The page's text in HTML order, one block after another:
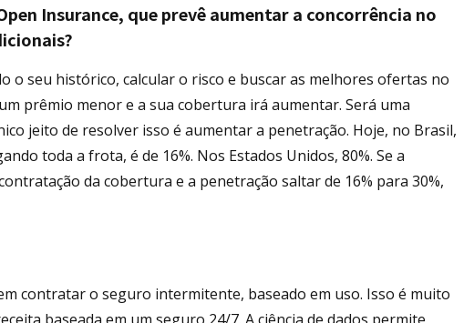
Insurance, que prevê aumentar a concorrência no
o seu histórico, calcular o risco e buscar as melhores ofertas no
prêmio menor e a sua cobertura irá aumentar. Será uma
jeito de resolver isso é aumentar a penetração. Hoje, no Brasil,
toda a frota, é de 16%. Nos Estados Unidos, 80%. Se a
da cobertura e a penetração saltar de 16% para 30%,
contratar o seguro intermitente, baseado em uso. Isso é muito